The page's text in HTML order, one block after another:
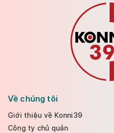
Về chúng tôi
Giới thiệu về Konni39
Công ty chủ quản